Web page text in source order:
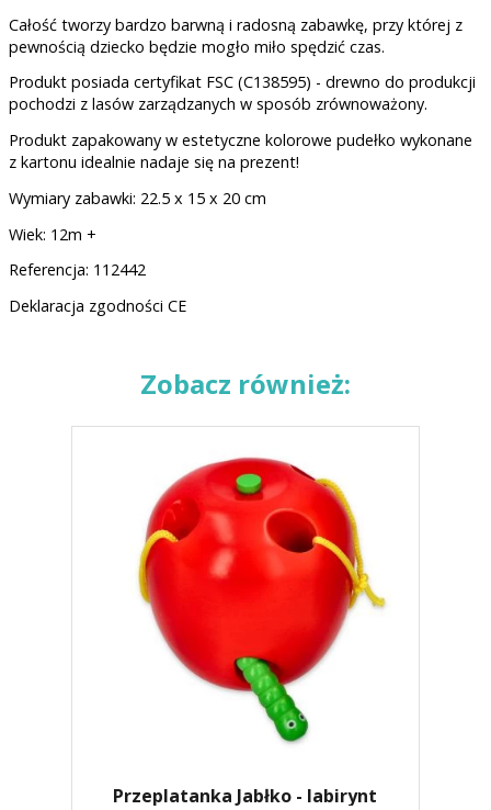
Całość tworzy bardzo barwną i radosną zabawkę, przy której z
pewnością dziecko będzie mogło miło spędzić czas.
Produkt posiada certyfikat FSC (C138595) - drewno do produkcji
pochodzi z lasów zarządzanych w sposób zrównoważony.
Produkt zapakowany w estetyczne kolorowe pudełko wykonane
z kartonu idealnie nadaje się na prezent!
Wymiary zabawki: 22.5 x 15 x 20 cm
Wiek: 12m +
Referencja: 112442
Deklaracja zgodności CE
Zobacz również:
Przeplatanka Jabłko - labirynt